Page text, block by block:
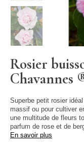
Rosier
Chavannes
Superbe petit rosier
massif ou pour cultiver
une multitude de fleurs
parfum de rose et de
En savoir plus